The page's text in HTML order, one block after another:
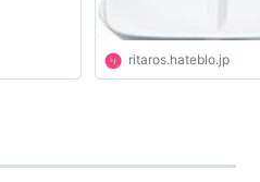
ritaros.hateblo.jp